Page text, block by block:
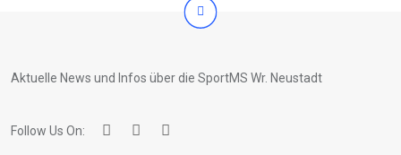
Aktuelle News und Infos über die SportMS Wr. Neustadt
Follow Us On: